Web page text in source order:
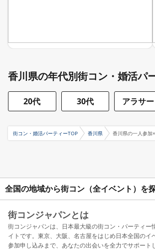
香川県の年代別街コン・婚活パ
20代 30代 アラサー
街コン・婚活パーティーTOP 香川県 香川県の一人参加
全国の地域から街コン（全イベント）を
街コンジャパンとは
街コンジャパンは、日本最大級の街コン・パーティー
イトです。東京、大阪、名古屋をはじめ日本全国のイ
参加申し込みまで、あなたの出会いを全力でサポート